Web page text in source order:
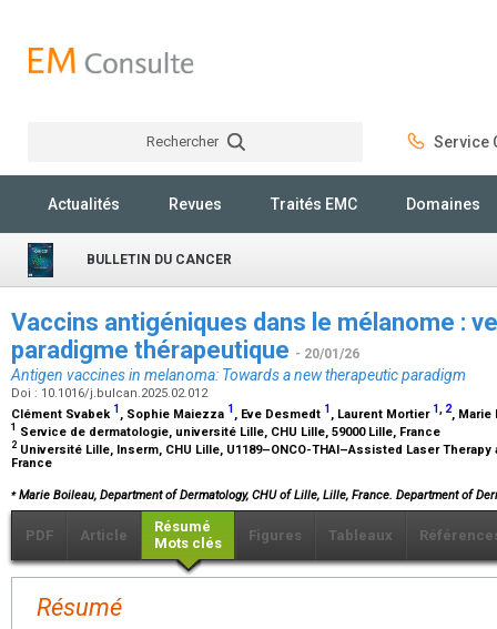
Rechercher Service
Actualités Revues Traités EMC Domaines
BULLETIN DU CANCER
Vaccins antigéniques dans le mélanome :
paradigme thérapeutique - 20/01/26
Antigen vaccines in melanoma: Towards a new therapeutic paradigm
Doi : 10.1016/j.bulcan.2025.02.012
Clément Svabek 1 , Sophie Maiezza 1 , Eve Desmedt 1 , Laurent Mortier 1, 2, Marie
1 Service de dermatologie, université Lille, CHU Lille, 59000 Lille, France
2 Université Lille, Inserm, CHU Lille, U1189–ONCO-THAI–Assisted Laser
France
⁎Marie Boileau, Department of Dermatology, CHU of Lille, Lille, France. Department of
PDF Article
Résumé
Mots clés
Figures Tableaux
Résumé